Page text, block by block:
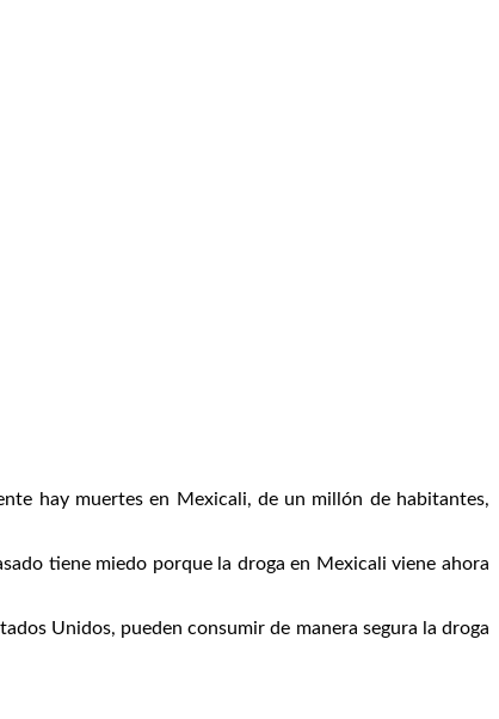
hay muertes en Mexicali, de un millón de habitantes,
tiene miedo porque la droga en Mexicali viene ahora
Unidos, pueden consumir de manera segura la droga